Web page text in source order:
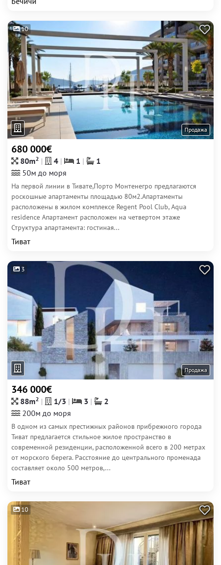
10
Продажа
680 000€
80m2 4 1
1
50м до моря
На первой линии в Тивате,Порто Монтенегро предлагаются
роскошные апартаменты площадью 80м2.Апартаменты
расположены в жилом комплексе Regent Pool Club, Aqua
residence Апартамент расположен на четвертом этаже
Структура апартамента: гостиная...
Тиват
3
Продажа
346 000€
88m2 1/3 3
2
200м до моря
В одном из самых престижных районов прибрежного города
Тиват предлагается стильное жилое пространство в
современной резиденции, расположенной всего в 200 метрах
от морского берега. Расстояние до центрального променада
составляет около 500 метров,...
Тиват
10